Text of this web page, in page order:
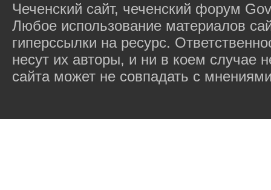
Чеченский сайт, чеченский форум
Любое использование материалов
гиперссылки на ресурс.
несут их авторы, и ни в коем случае
сайта может не совпадать с